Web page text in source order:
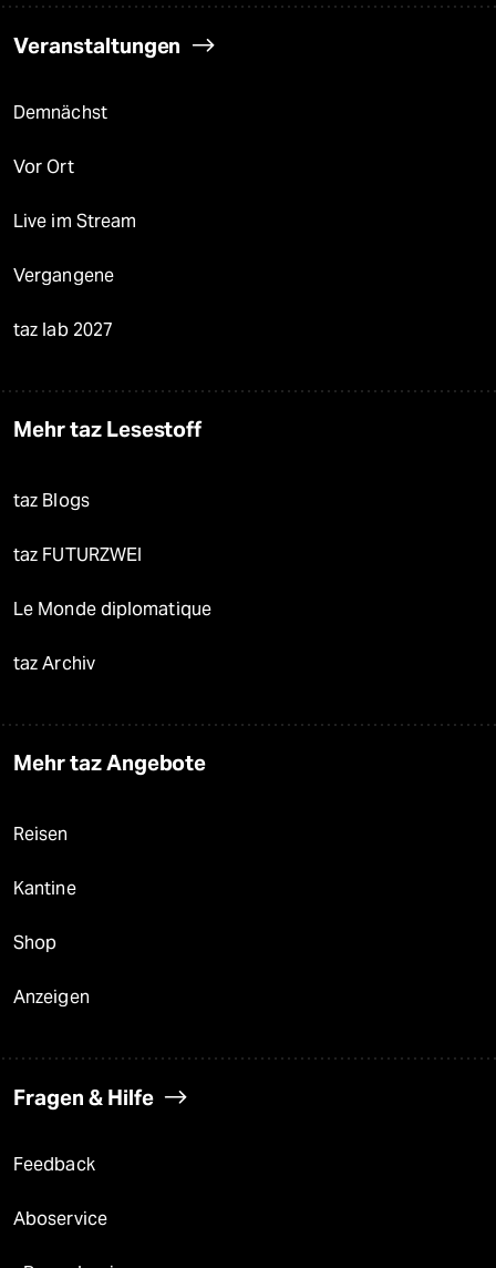
Veranstaltungen
Demnächst
Vor Ort
Live im Stream
Vergangene
taz lab 2027
Mehr taz Lesestoff
taz Blogs
taz FUTURZWEI
Le Monde diplomatique
taz Archiv
Mehr taz Angebote
Reisen
Kantine
Shop
Anzeigen
Fragen & Hilfe
Feedback
Aboservice